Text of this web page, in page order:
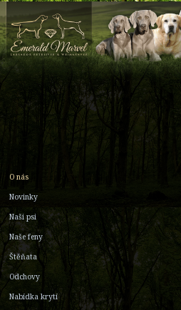
O nás
Novinky
Naši psi
Naše feny
Štěňata
Odchovy
Nabídka krytí